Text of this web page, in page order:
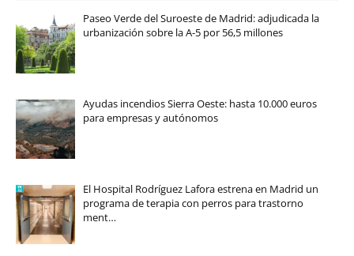
Paseo Verde del Suroeste de Madrid: adjudicada la
urbanización sobre la A-5 por 56,5 millones
Ayudas incendios Sierra Oeste: hasta 10.000 euros
para empresas y autónomos
El Hospital Rodríguez Lafora estrena en Madrid un
programa de terapia con perros para trastorno
ment…